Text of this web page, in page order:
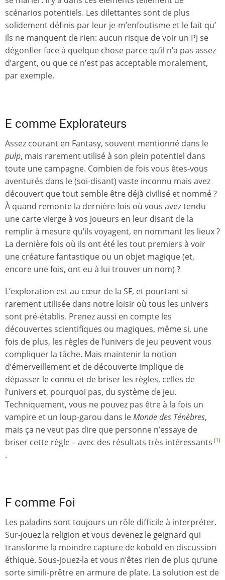
scénarios potentiels. Les dilettantes sont de plus
solidement définis par leur je-m’enfoutisme et le fait qu’
ils ne manquent de rien: aucun risque de voir un PJ se
dégonfler face à quelque chose parce qu’il n’a pas assez
d’argent, ou que ce n’est pas acceptable moralement,
par exemple.
E comme Explorateurs
Assez courant en Fantasy, souvent mentionné dans le
pulp, mais rarement utilisé à son plein potentiel dans
toute une campagne. Combien de fois vous êtes-vous
aventurés dans le (soi-disant) vaste inconnu mais avez
découvert que tout semble être déjà civilisé et nommé ?
À quand remonte la dernière fois où vous avez tendu
une carte vierge à vos joueurs en leur disant de la
remplir à mesure qu’ils voyagent, en nommant les lieux ?
La dernière fois où ils ont été les tout premiers à voir
une créature fantastique ou un objet magique (et,
encore une fois, ont eu à lui trouver un nom) ?
L’exploration est au cœur de la SF, et pourtant si
rarement utilisée dans notre loisir où tous les univers
sont pré-établis. Prenez aussi en compte les
découvertes scientifiques ou magiques, même si, une
fois de plus, les règles de l’univers de jeu peuvent vous
compliquer la tâche. Mais maintenir la notion
d’émerveillement et de découverte implique de
dépasser le connu et de briser les règles, celles de
l’univers et, pourquoi pas, du système de jeu.
Techniquement, vous ne pouvez pas être à la fois un
vampire et un loup-garou dans leMonde des Ténèbres,
mais ça ne veut pas dire que personne n’essaye de
briser cette règle – avec des résultats très intéressants (1)
.
F comme Foi
Les paladins sont toujours un rôle difficile à interpréter.
Sur-jouez la religion et vous devenez le geignard qui
transforme la moindre capture de kobold en discussion
éthique. Sous-jouez-la et vous n’êtes rien de plus qu’une
sorte simili-prêtre en armure de plate. La solution est de